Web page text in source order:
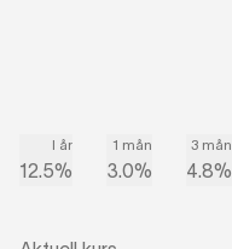
I år
12.5%
1 mån
3.0%
3 mån
4.8%